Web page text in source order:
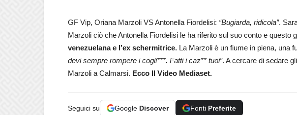
GF Vip, Oriana Marzoli VS Antonella Fiordelisi: “Bugiarda, ridicola”.
Marzoli ciò che Antonella Fiordelisi le ha riferito sul suo conto e questo
venezuelana e l’ex schermitrice. La Marzoli è un fiume in piena, una
devi sempre rompere i cogli***. Fatti i caz** tuoi”. A cercare di sedare
Marzoli a Calmarsi. Ecco Il Video Mediaset.
Seguici su Google Discover Fonti Preferite